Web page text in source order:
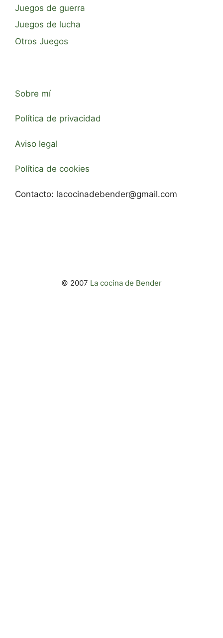
Juegos de guerra
Juegos de lucha
Otros Juegos
Sobre mí
Política de privacidad
Aviso legal
Política de cookies
Contacto: lacocinadebender@gmail.com
© 2007 La cocina de Bender